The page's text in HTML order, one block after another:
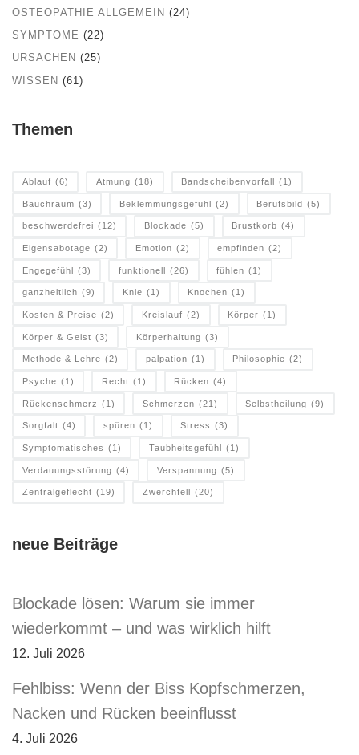
OSTEOPATHIE ALLGEMEIN (24)
SYMPTOME (22)
URSACHEN (25)
WISSEN (61)
Themen
Ablauf (6) Atmung (18) Bandscheibenvorfall (1)
Bauchraum (3) Beklemmungsgefühl (2) Berufsbild (5)
beschwerdefrei (12) Blockade (5) Brustkorb (4)
Eigensabotage (2) Emotion (2) empfinden (2)
Engegefühl (3) funktionell (26) fühlen (1)
ganzheitlich (9) Knie (1) Knochen (1)
Kosten & Preise (2) Kreislauf (2) Körper (1)
Körper & Geist (3) Körperhaltung (3)
Methode & Lehre (2) palpation (1) Philosophie (2)
Psyche (1) Recht (1) Rücken (4)
Rückenschmerz (1) Schmerzen (21) Selbstheilung (9)
Sorgfalt (4) spüren (1) Stress (3)
Symptomatisches (1) Taubheitsgefühl (1)
Verdauungsstörung (4) Verspannung (5)
Zentralgeflecht (19) Zwerchfell (20)
neue Beiträge
Blockade lösen: Warum sie immer
wiederkommt – und was wirklich hilft
12. Juli 2026
Fehlbiss: Wenn der Biss Kopfschmerzen,
Nacken und Rücken beeinflusst
4. Juli 2026